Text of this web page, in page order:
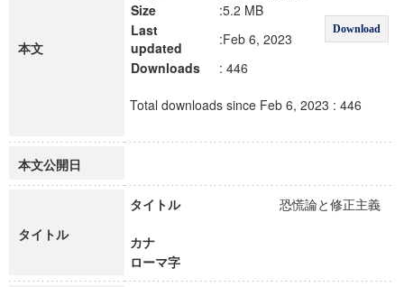
本文
Download
Size
:5.2 MB
Last
updated
:Feb 6, 2023
Downloads
: 446
Total downloads since Feb 6, 2023 : 446
本文公開日
タイトル
タイトル 恐慌論と修正主義
カナ
ローマ字